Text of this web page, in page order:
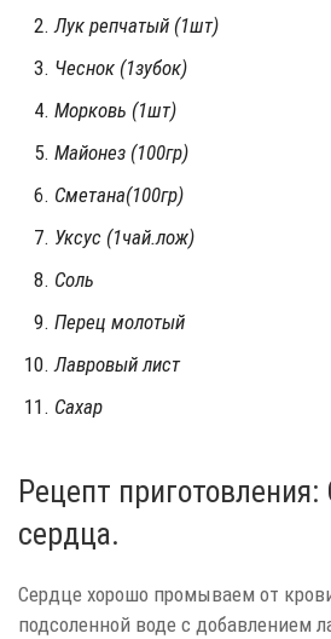
Лук репчатый (1шт)
Чеснок (1зубок)
Морковь (1шт)
Майонез (100гр)
Сметана(100гр)
Уксус (1чай.лож)
Соль
Перец молотый
Лавровый лист
Сахар
Рецепт приготовления:
сердца.
Сердце хорошо промываем от
подсоленной воде с добавлением